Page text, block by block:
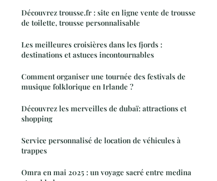
Découvrez trousse.fr : site en ligne vente de trousse
de toilette, trousse personnalisable
Les meilleures croisières dans les fjords :
destinations et astuces incontournables
Comment organiser une tournée des festivals de
musique folklorique en Irlande ?
Découvrez les merveilles de dubaï: attractions et
shopping
Service personnalisé de location de véhicules à
trappes
Omra en mai 2025 : un voyage sacré entre medina